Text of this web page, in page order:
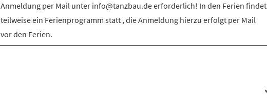
Anmeldung per Mail unter info@tanzbau.de erforderlich! In den Ferien findet
teilweise ein Ferienprogramm statt , die Anmeldung hierzu erfolgt per Mail
vor den Ferien.